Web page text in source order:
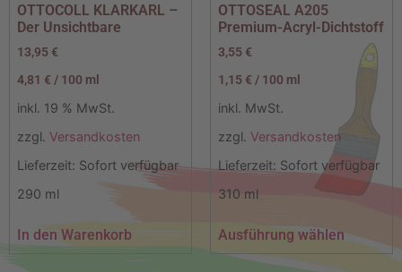
OTTOCOLL KLARKARL –
Der Unsichtbare
13,95 €
4,81 € / 100 ml
inkl. 19 % MwSt.
zzgl. Versandkosten
Lieferzeit: Sofort verfügbar
290 ml
In den Warenkorb
OTTOSEAL A205
Premium-Acryl-Dichtstoff
3,55 €
1,15 € / 100 ml
inkl. MwSt.
zzgl. Versandkosten
Lieferzeit: Sofort verfügbar
310 ml
Ausführung wählen